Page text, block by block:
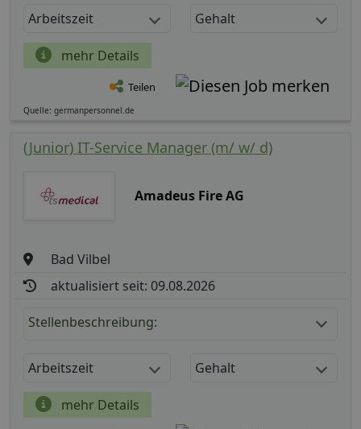
Arbeitszeit Gehalt
mehr Details
Teilen
Quelle: germanpersonnel.de
(Junior) IT-Service Manager (m/ w/ d)
Amadeus Fire AG
Bad Vilbel
aktualisiert seit: 09.08.2026
Stellenbeschreibung:
Arbeitszeit Gehalt
mehr Details